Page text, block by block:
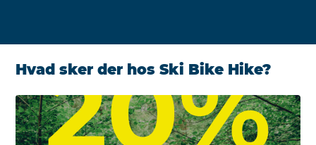
Hvad sker der hos Ski Bike Hike?